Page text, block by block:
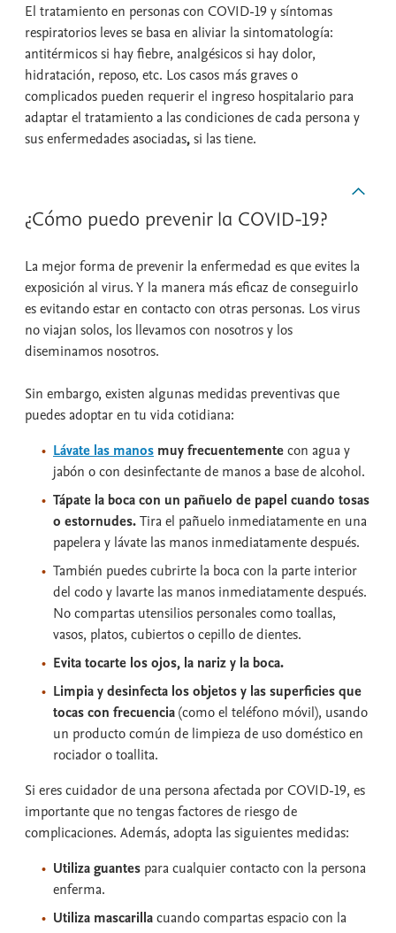
El tratamiento en personas con COVID-19 y síntomas
respiratorios leves se basa en aliviar la sintomatología:
antitérmicos si hay fiebre, analgésicos si hay dolor,
hidratación, reposo, etc. Los casos más graves o
complicados pueden requerir el ingreso hospitalario para
adaptar el tratamiento a las condiciones de cada persona y
sus enfermedades asociadas,si las tiene.
¿Cómo puedo prevenir la COVID-19?
La mejor forma de prevenir la enfermedad es que evites la
exposición al virus. Y la manera más eficaz de conseguirlo
es evitando estar en contacto con otras personas. Los virus
no viajan solos, los llevamos con nosotros y los
diseminamos nosotros.
Sin embargo, existen algunas medidas preventivas que
puedes adoptar en tu vida cotidiana:
Lávate las manos muy frecuentementecon agua y
jabón o con desinfectante de manos a base de alcohol.
Tápate la boca con un pañuelo de papel cuando tosas
o estornudes.Tira el pañuelo inmediatamente en una
papelera y lávate las manos inmediatamente después.
También puedes cubrirte la boca con la parte interior
del codo y lavarte las manos inmediatamente después.
No compartas utensilios personales como toallas,
vasos, platos, cubiertos o cepillo de dientes.
Evita tocarte los ojos, la nariz y la boca.
Limpia y desinfecta los objetos y las superficies que
tocas con frecuencia(como el teléfono móvil), usando
un producto común de limpieza de uso doméstico en
rociador o toallita.
Si eres cuidador de una persona afectada por COVID-19, es
importante que no tengas factores de riesgo de
complicaciones. Además, adopta las siguientes medidas:
Utiliza guantes para cualquier contacto con la persona
enferma.
Utiliza mascarillacuando compartas espacio con la